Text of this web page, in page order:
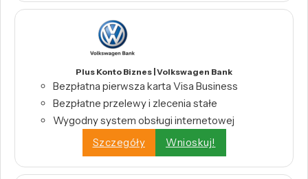
Plus Konto Biznes | Volkswagen Bank
Bezpłatna pierwsza karta Visa Business
Bezpłatne przelewy i zlecenia stałe
Wygodny system obsługi internetowej
Szczegóły
Wnioskuj!